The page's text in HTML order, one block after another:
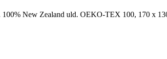
New Zealand uld. OEKO-TEX 100, 170 x